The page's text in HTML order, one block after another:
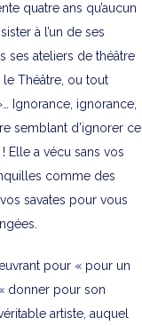
quatre ans qu’aucun
à l’un de ses
ses ateliers de théâtre
Théâtre, ou tout
Ignorance, ignorance,
semblant d’ignorer ce
Elle a vécu sans vos
comme des
savates pour vous
pour « pour un
donner pour son
artiste, auquel